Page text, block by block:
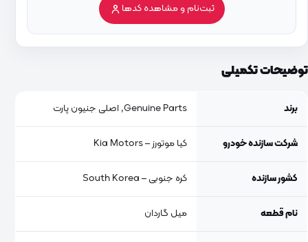
ثبت‌نام و مشاهده کدها
توضیحات تکمیلی
برند Genuine Parts, اصلی جنیون پارت
شرکت سازنده خودرو کیا موتورز – Kia Motors
کشور سازنده کره جنوبی – South Korea
نام قطعه میل گاردان